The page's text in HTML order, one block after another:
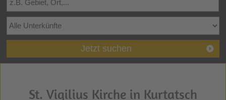
Jetzt suchen
St. Vigilius Kirche in Kurtatsch